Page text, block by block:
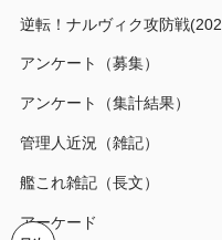
逆転！ナルヴィク攻防戦
アンケート（募集）
アンケート（集計結果）
管理人近況（雑記）
艦これ雑記（長文）
アーケード